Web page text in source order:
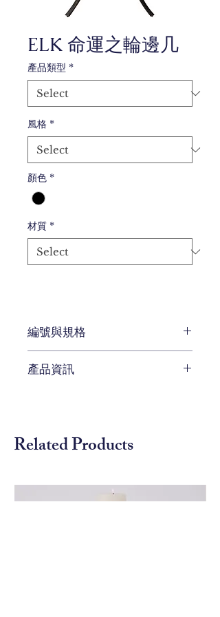
ELK 命運之輪邊几
產品類型 *
風格 *
顏色 *
材質 *
編號與規格
編號 ELK-129-1011
產品資訊
Related Products